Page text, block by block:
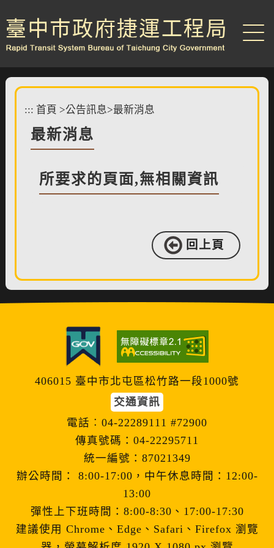
到
主
要
::: 首頁 >公告訊息>最新消息
最新消息
所要求的頁面,無相關資訊
回上頁
406015 臺中市北屯區松竹路一段1000號
交通資訊
電話︰04-22289111 #72900
傳真號碼：04-22295711
統一編號：87021349
辦公時間： 8:00-17:00，中午休息時間：12:00-
13:00
彈性上下班時間：8:00-8:30、17:00-17:30
建議使用 Chrome、Edge、Safari、Firefox 瀏覽